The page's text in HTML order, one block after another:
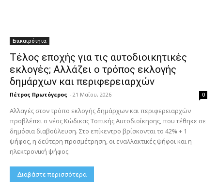
Επικαιρότητα
Τέλος εποχής για τις αυτοδιοικητικές
εκλογές; Αλλάζει ο τρόπος εκλογής
δημάρχων και περιφερειαρχών
Πέτρος Πρωτόγερος - 21 Μαΐου, 2026 0
Αλλαγές στον τρόπο εκλογής δημάρχων και περιφερειαρχών
προβλέπει ο νέος Κώδικας Τοπικής Αυτοδιοίκησης, που τέθηκε σε
δημόσια διαβούλευση. Στο επίκεντρο βρίσκονται το 42% + 1
ψήφος, η δεύτερη προσμέτρηση, οι εναλλακτικές ψήφοι και η
ηλεκτρονική ψήφος.
Διαβάστε περισσότερα